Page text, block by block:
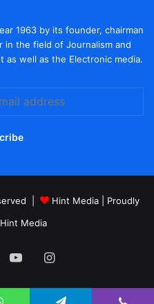
1963 by its founder, chairman
in the field of Journalism and
as well as the Electronic media.
| Hint Media | Proudly
Hint Media
YouTubeInstagram